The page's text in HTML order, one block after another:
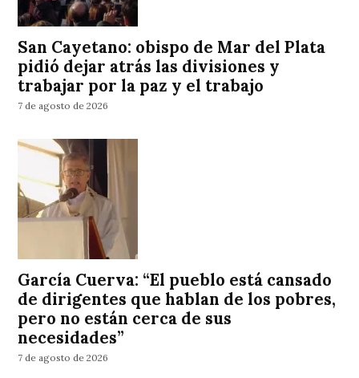
San Cayetano: obispo de Mar del Plata
pidió dejar atrás las divisiones y
trabajar por la paz y el trabajo
7 de agosto de 2026
García Cuerva: “El pueblo está cansado
de dirigentes que hablan de los pobres,
pero no están cerca de sus
necesidades”
7 de agosto de 2026